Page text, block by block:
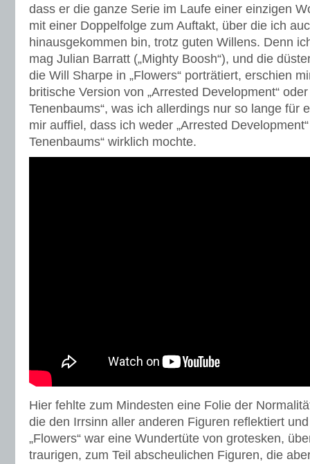
dass er die ganze Serie im Laufe einer einzigen
mit einer Doppelfolge zum Auftakt, über die ich
hinausgekommen bin, trotz guten Willens. Denn
mag Julian Barratt („Mighty Boosh“), und die
die Will Sharpe in „Flowers“ porträtiert, erschien
britische Version von „Arrested Development“
Tenenbaums“, was ich allerdings nur so lange für
mir auffiel, dass ich weder „Arrested
Tenenbaums“ wirklich mochte.
Hier fehlte zum Mindesten eine Folie der
die den Irrsinn aller anderen Figuren reflektiert
„Flowers“ war eine Wundertüte von grotesken,
traurigen, zum Teil abscheulichen Figuren, die